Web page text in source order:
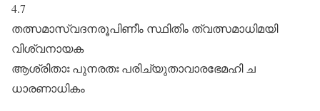
4.7
തത്സമാസ്വദനരൂപിണീം സ്ഥിതിം ത്വത്സമാധിമയി
വിശ്വനായക
ആശ്രിതാഃ പുനരതഃ പരിച്യുതാവാരഭേമഹി ച
ധാരണാധികം